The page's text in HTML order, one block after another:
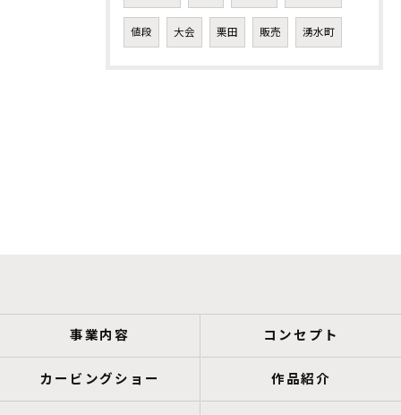
値段 大会 栗田 販売 湧水町
事業内容 コンセプト
カービングショー 作品紹介